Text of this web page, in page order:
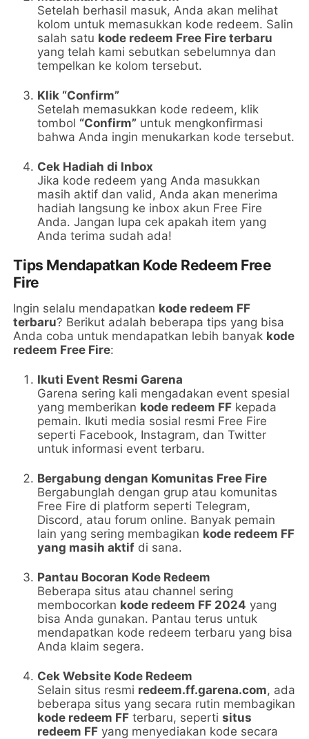
Setelah berhasil masuk, Anda akan melihat
kolom untuk memasukkan kode redeem. Salin
salah satu kode redeem Free Fire terbaru
yang telah kami sebutkan sebelumnya dan
tempelkan ke kolom tersebut.
Klik “Confirm”
Setelah memasukkan kode redeem, klik
tombol “Confirm” untuk mengkonfirmasi
bahwa Anda ingin menukarkan kode tersebut.
Cek Hadiah di Inbox
Jika kode redeem yang Anda masukkan
masih aktif dan valid, Anda akan menerima
hadiah langsung ke inbox akun Free Fire
Anda. Jangan lupa cek apakah item yang
Anda terima sudah ada!
Tips Mendapatkan Kode Redeem Free
Fire
Ingin selalu mendapatkan kode redeem FF
terbaru? Berikut adalah beberapa tips yang bisa
Anda coba untuk mendapatkan lebih banyak kode
redeem Free Fire:
Ikuti Event Resmi Garena
Garena sering kali mengadakan event spesial
yang memberikan kode redeem FF kepada
pemain. Ikuti media sosial resmi Free Fire
seperti Facebook, Instagram, dan Twitter
untuk informasi event terbaru.
Bergabung dengan Komunitas Free Fire
Bergabunglah dengan grup atau komunitas
Free Fire di platform seperti Telegram,
Discord, atau forum online. Banyak pemain
lain yang sering membagikan kode redeem FF
yang masih aktif di sana.
Pantau Bocoran Kode Redeem
Beberapa situs atau channel sering
membocorkan kode redeem FF 2024 yang
bisa Anda gunakan. Pantau terus untuk
mendapatkan kode redeem terbaru yang bisa
Anda klaim segera.
Cek Website Kode Redeem
Selain situs resmi redeem.ff.garena.com, ada
beberapa situs yang secara rutin membagikan
kode redeem FF terbaru, sepertisitus
redeem FF yang menyediakan kode secara